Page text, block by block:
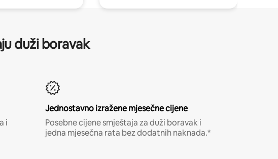
duži boravak
i
Jednostavno izražene mjesečne cijene
Posebne cijene smještaja za duži boravak i
jedna mjesečna rata bez dodatnih naknada.*